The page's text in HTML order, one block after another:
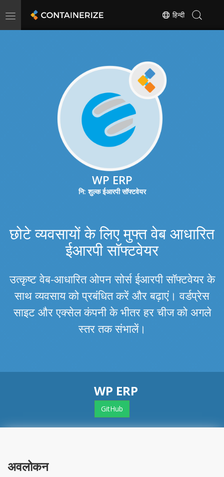
Toggle
हिन्दी
WP ERP
नि: शुल्क ईआरपी सॉफ्टवेयर
छोटे व्यवसायों के लिए मुफ्त वेब आधारित
ईआरपी सॉफ्टवेयर
उत्कृष्ट वेब-आधारित ओपन सोर्स ईआरपी सॉफ्टवेयर के
साथ व्यवसाय को प्रबंधित करें और बढ़ाएं। वर्डप्रेस
साइट और एक्सेल कंपनी के भीतर हर चीज को अगले
स्तर तक संभालें।
WP ERP
GitHub
अवलोकन